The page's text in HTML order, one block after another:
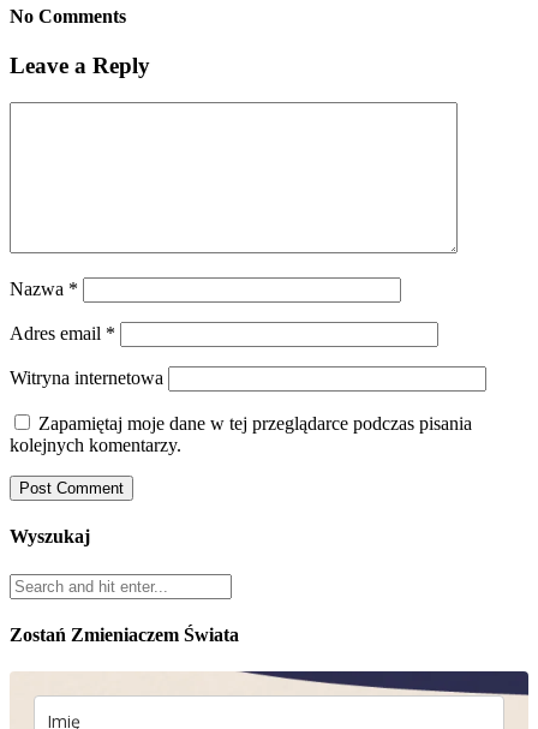
No Comments
Leave a Reply
Nazwa *
Adres email *
Witryna internetowa
Zapamiętaj moje dane w tej przeglądarce podczas pisania
kolejnych komentarzy.
Wyszukaj
Zostań Zmieniaczem Świata